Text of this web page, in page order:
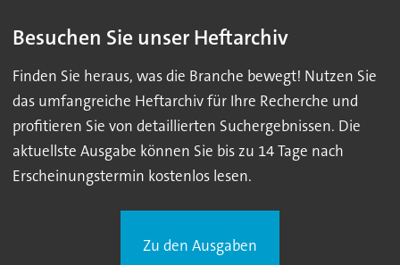
Besuchen Sie unser Heftarchiv
Finden Sie heraus, was die Branche bewegt! Nutzen Sie
das umfangreiche Heftarchiv für Ihre Recherche und
profitieren Sie von detaillierten Suchergebnissen. Die
aktuellste Ausgabe können Sie bis zu 14 Tage nach
Erscheinungstermin kostenlos lesen.
Zu den Ausgaben